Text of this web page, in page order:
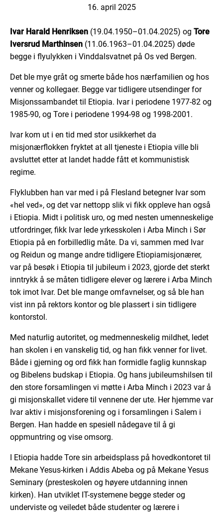
16. april 2025
Ivar Harald Henriksen (19.04.1950–01.04.2025) og Tore
Iversrud Marthinsen (11.06.1963–01.04.2025) døde
begge i flyulykken i Vinddalsvatnet på Os ved Bergen.
Det ble mye gråt og smerte både hos nærfamilien og hos
venner og kollegaer. Begge var tidligere utsendinger for
Misjonssambandet til Etiopia. Ivar i periodene 1977-82 og
1985-90, og Tore i periodene 1994-98 og 1998-2001.
Ivar kom ut i en tid med stor usikkerhet da
misjonærflokken fryktet at all tjeneste i Etiopia ville bli
avsluttet etter at landet hadde fått et kommunistisk
regime.
Flyklubben han var med i på Flesland betegner Ivar som
«hel ved», og det var nettopp slik vi fikk oppleve han også
i Etiopia. Midt i politisk uro, og med nesten umenneskelige
utfordringer, fikk Ivar lede yrkesskolen i Arba Minch i Sør
Etiopia på en forbilledlig måte. Da vi, sammen med Ivar
og Reidun og mange andre tidligere Etiopiamisjonærer,
var på besøk i Etiopia til jubileum i 2023, gjorde det sterkt
inntrykk å se måten tidligere elever og lærere i Arba Minch
tok imot Ivar. Det ble mange omfavnelser, og så ble han
vist inn på rektors kontor og ble plassert i sin tidligere
kontorstol.
Med naturlig autoritet, og medmenneskelig mildhet, ledet
han skolen i en vanskelig tid, og han fikk venner for livet.
Både i gjerning og ord fikk han formidle faglig kunnskap
og Bibelens budskap i Etiopia. Og hans jubileumshilsen til
den store forsamlingen vi møtte i Arba Minch i 2023 var å
gi misjonskallet videre til vennene der ute. Her hjemme var
Ivar aktiv i misjonsforening og i forsamlingen i Salem i
Bergen. Han hadde en spesiell nådegave til å gi
oppmuntring og vise omsorg.
I Etiopia hadde Tore sin arbeidsplass på hovedkontoret til
Mekane Yesus-kirken i Addis Abeba og på Mekane Yesus
Seminary (presteskolen og høyere utdanning innen
kirken). Han utviklet IT-systemene begge steder og
underviste og veiledet både studenter og lærere i